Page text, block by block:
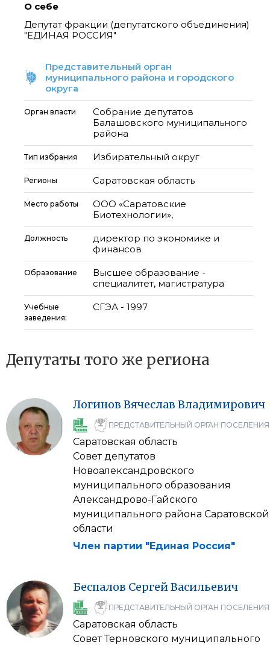
О себе
Депутат фракции (депутатского объединения)
"ЕДИНАЯ РОССИЯ"
Представительный орган
муниципального района и городского
округа
Орган власти
Собрание депутатов
Балашовского муниципального
района
Тип избрания Избирательный округ
Регионы Саратовская область
Место работы
ООО «Саратовские
Биотехнологии»,
Должность
директор по экономике и
финансов
Образование
Высшее образование -
специалитет, магистратура
Учебные
заведения:
СГЭА - 1997
Депутаты того же региона
Логинов Вячеслав Владимирович
ПРЕДСТАВИТЕЛЬНЫЙ ОРГАН ПОСЕЛЕНИЯ
Саратовская область
Совет депутатов
Новоалександровского
муниципального образования
Александрово-Гайского
муниципального района Саратовской
области
Член партии "Единая Россия"
Беспалов СергейВасильевич
ПРЕДСТАВИТЕЛЬНЫЙ ОРГАН ПОСЕЛЕНИЯ
Саратовская область
Совет Терновского муниципального